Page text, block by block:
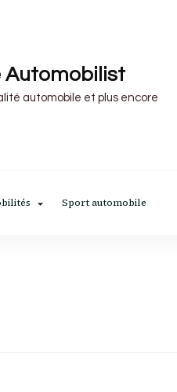
Automobilist
automobile et plus encore
Sport automobile